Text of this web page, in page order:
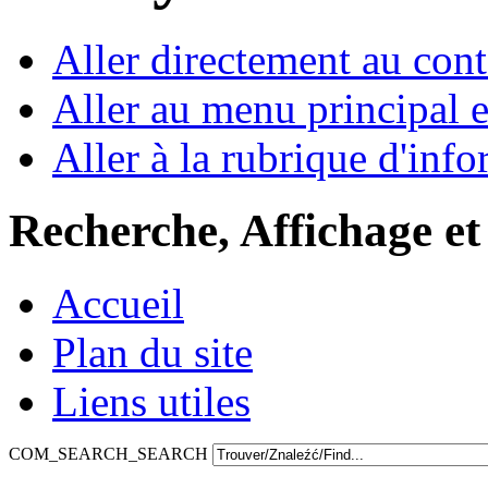
Aller directement au
Aller au menu principal
Aller à la rubrique
Recherche, Affichage
Accueil
Plan du site
Liens utiles
COM_SEARCH_SEARCH